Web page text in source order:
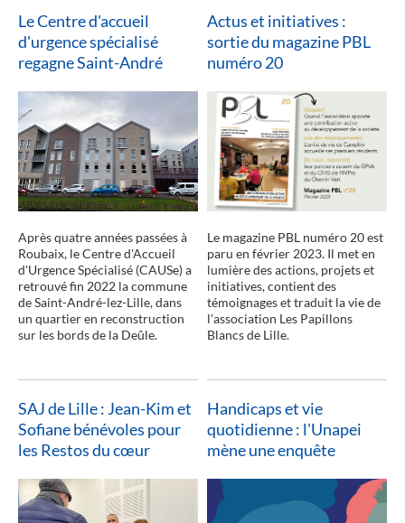
Le Centre d'accueil
d'urgence spécialisé
regagne Saint-André
Après quatre années passées à
Roubaix, le Centre d'Accueil
d'Urgence Spécialisé (CAUSe) a
retrouvé fin 2022 la commune
de Saint-André-lez-Lille, dans
un quartier en reconstruction
sur les bords de la Deûle.
Actus et initiatives :
sortie du magazine PBL
numéro 20
lire la suite
Le magazine PBL numéro 20 est
paru en février 2023. Il met en
lumière des actions, projets et
initiatives, contient des
témoignages et traduit la vie de
l'association Les Papillons
Blancs de Lille.
SAJ de Lille : Jean-Kim et
Sofiane bénévoles pour
les Restos du cœur
Handicaps et vie
quotidienne : l'Unapei
mène une enquête